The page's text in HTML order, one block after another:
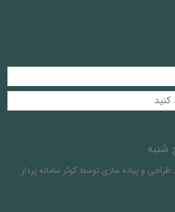
,طراحی و پیاده سازی توسطکوثر سامانه پرداز